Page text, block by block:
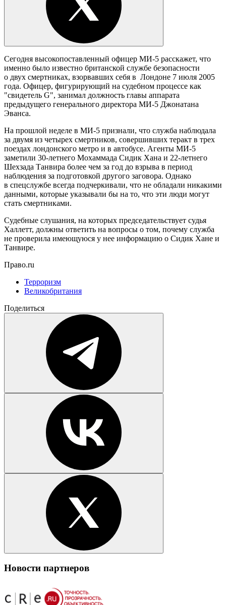
Сегодня высокопоставленный офицер МИ-5 расскажет, что
именно было известно британской службе безопасности
о двух смертниках, взорвавших себя в Лондоне 7 июля 2005
года. Офицер, фигурирующий на судебном процессе как
"свидетель G", занимал должность главы аппарата
предыдущего генерального директора МИ-5 Джонатана
Эванса.
На прошлой неделе в МИ-5 признали, что служба наблюдала
за двумя из четырех смертников, совершивших теракт в трех
поездах лондонского метро и в автобусе. Агенты МИ-5
заметили 30-летнего Мохаммада Сидик Хана и 22-летнего
Шехзада Танвира более чем за год до взрыва в период
наблюдения за подготовкой другого заговора. Однако
в спецслужбе всегда подчеркивали, что не обладали никакими
данными, которые указывали бы на то, что эти люди могут
стать смертниками.
Судебные слушания, на которых председательствует судья
Халлетт, должны ответить на вопросы о том, почему служба
не проверила имеющуюся у нее информацию о Сидик Хане и
Танвире.
Право.ru
Терроризм
Великобритания
Поделиться
Новости партнеров